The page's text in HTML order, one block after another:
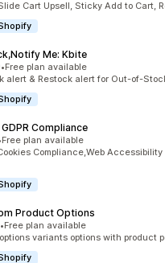
Cart Upsell, Sticky Add to Cart,
Me: Kbite
yhteensä
•Free plan available
alert & Restock alert for Out-of-
Compliance
yhteensä
Free plan available
Compliance,Web Accessibility
Product Options
yhteensä
•Free plan available
variants options with product